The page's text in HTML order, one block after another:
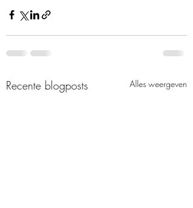
Recente blogposts Alles weergeven